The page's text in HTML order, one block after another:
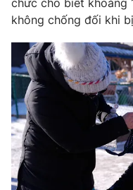
không chống đối khi